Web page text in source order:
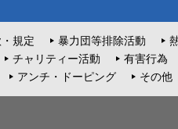
規定 暴力団等排除活動
チャリティー活動 有害行為
アンチ・ドーピング その他